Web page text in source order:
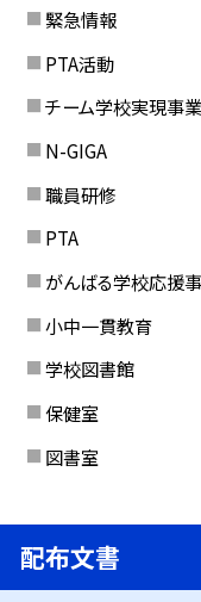
緊急情報
PTA活動
チーム学校実現事業
N-GIGA
職員研修
PTA
がんばる学校応援
小中一貫教育
学校図書館
保健室
図書室
配布文書